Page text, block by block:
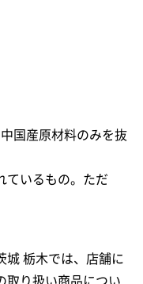
国産原材料のみを抜
ているもの。ただ
城 栃木では、店舗に
取り扱い商品につい